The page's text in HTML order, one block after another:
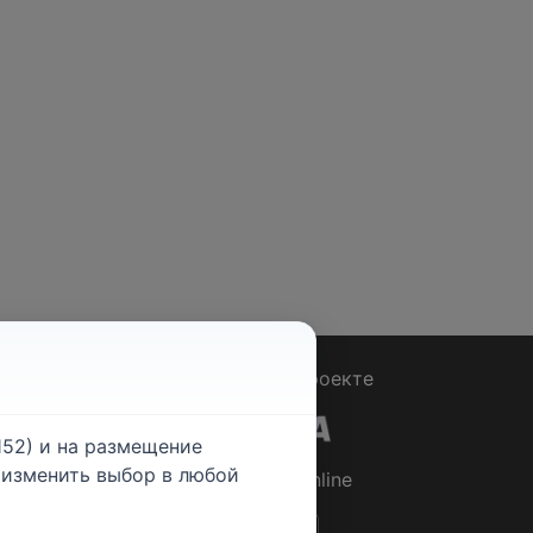
О проекте
© 2026Rabotniki.online
и на размещение
выбор в любой